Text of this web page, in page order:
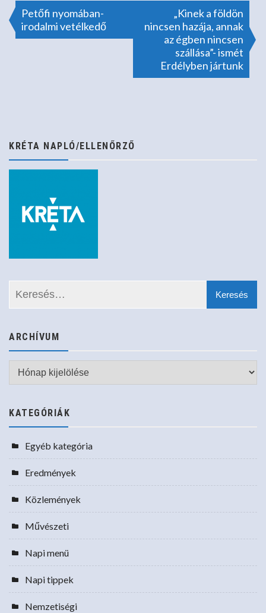
Bejegyzés
Petőfi nyomában-
irodalmi vetélkedő
„Kinek a földön
nincsen hazája, annak
az égben nincsen
szállása”- ismét
Erdélyben jártunk
KRÉTA NAPLÓ/ELLENŐRZŐ
ARCHÍVUM
Archívum
KATEGÓRIÁK
Egyéb kategória
Eredmények
Közlemények
Művészeti
Napi menü
Napi tippek
Nemzetiségi